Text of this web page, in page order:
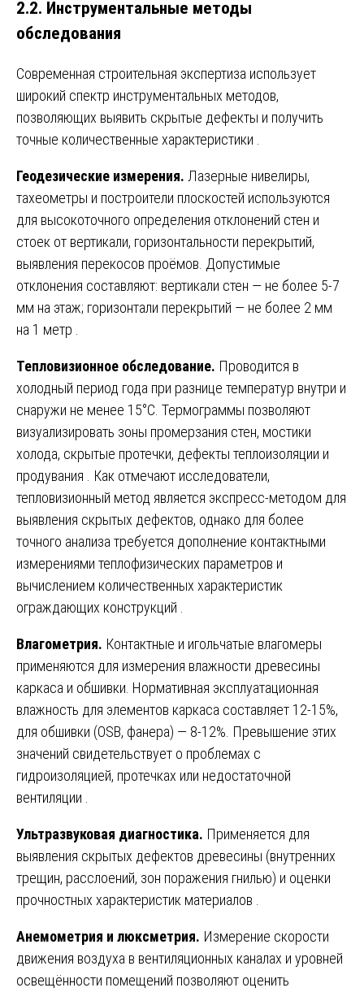
2.2. Инструментальные методы
обследования
Современная строительная экспертиза использует
широкий спектр инструментальных методов,
позволяющих выявить скрытые дефекты и получить
точные количественные характеристики
Геодезические измерения. Лазерные нивелиры,
тахеометры и построители плоскостей используются
для высокоточного определения отклонений стен и
стоек от вертикали, горизонтальности перекрытий,
выявления перекосов проёмов. Допустимые
отклонения составляют: вертикали стен — не более 5-7
мм на этаж; горизонтали перекрытий — не более 2 мм
на 1 метр
Тепловизионное обследование. Проводится в
холодный период года при разнице температур внутри и
снаружи не менее 15°C. Термограммы позволяют
визуализировать зоны промерзания стен, мостики
холода, скрытые протечки, дефекты теплоизоляции и
продувания
. Как отмечают исследователи,
тепловизионный метод является экспресс-методом для
выявления скрытых дефектов, однако для более
точного анализа требуется дополнение контактными
измерениями теплофизических параметров и
вычислением количественных характеристик
ограждающих конструкций
Влагометрия. Контактные и игольчатые влагомеры
применяются для измерения влажности древесины
каркаса и обшивки. Нормативная эксплуатационная
влажность для элементов каркаса составляет 12-15%,
для обшивки (OSB, фанера) — 8-12%. Превышение этих
значений свидетельствует о проблемах с
гидроизоляцией, протечках или недостаточной
вентиляции
Ультразвуковая диагностика. Применяется для
выявления скрытых дефектов древесины (внутренних
трещин, расслоений, зон поражения гнилью) и оценки
прочностных характеристик материалов
Анемометрия и люксметрия. Измерение скорости
движения воздуха в вентиляционных каналах и уровней
освещённости помещений позволяют оценить